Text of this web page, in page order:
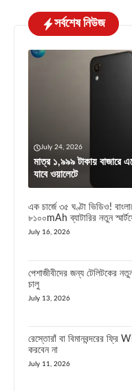
সর্বশেষ নিউজ
July 24, 2026
মাত্র ১,৯৯৯ টাকায় বাজারে
যাবে ওয়ালেটে
এক চার্জে ৩৫ ঘণ্টা ভিডিও!
৮১০০mAh ব্যাটারির নতুন
July 16, 2026
পেশাজীবীদের জন্য টেলিটকের
চালু
July 13, 2026
রেস্তোরাঁ বা বিমানবন্দরের ফ্রি
করবেন না
July 11, 2026